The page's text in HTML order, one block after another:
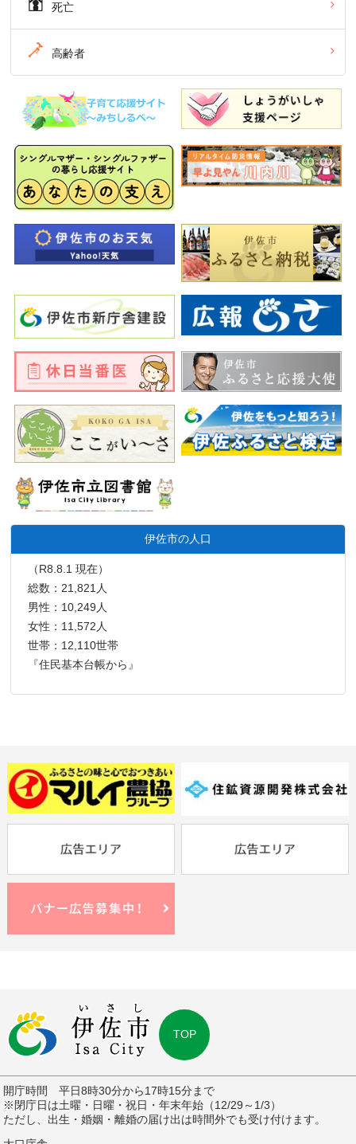
死亡
高齢者
伊佐市の人口
（R8.8.1 現在）
総数：21,821人
男性：10,249人
女性：11,572人
世帯：12,110世帯
『住民基本台帳から』
TOP
開庁時間 平日8時30分から17時15分まで
※閉庁日は土曜・日曜・祝日・年末年始（12/29～1/3）
ただし、出生・婚姻・離婚の届け出は時間外でも受け付けます。